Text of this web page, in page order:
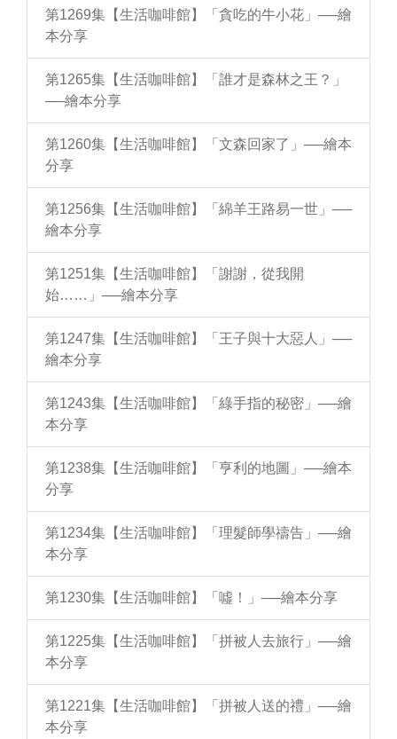
第1269集【生活咖啡館】「貪吃的牛小花」──繪
本分享
第1265集【生活咖啡館】「誰才是森林之王？」
──繪本分享
第1260集【生活咖啡館】「文森回家了」──繪本
分享
第1256集【生活咖啡館】「綿羊王路易一世」──
繪本分享
第1251集【生活咖啡館】「謝謝，從我開
始……」──繪本分享
第1247集【生活咖啡館】「王子與十大惡人」──
繪本分享
第1243集【生活咖啡館】「綠手指的秘密」──繪
本分享
第1238集【生活咖啡館】「亨利的地圖」──繪本
分享
第1234集【生活咖啡館】「理髮師學禱告」──繪
本分享
第1230集【生活咖啡館】「噓！」──繪本分享
第1225集【生活咖啡館】「拼被人去旅行」──繪
本分享
第1221集【生活咖啡館】「拼被人送的禮」──繪
本分享